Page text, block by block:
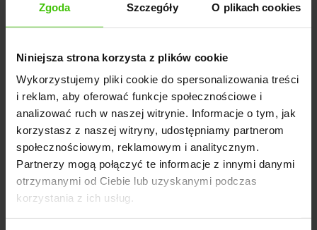
Zgoda Szczegóły O plikach cookies
Niniejsza strona korzysta z plików cookie
Wykorzystujemy pliki cookie do spersonalizowania treści
i reklam, aby oferować funkcje społecznościowe i
analizować ruch w naszej witrynie. Informacje o tym, jak
korzystasz z naszej witryny, udostępniamy partnerom
społecznościowym, reklamowym i analitycznym.
Partnerzy mogą połączyć te informacje z innymi danymi
otrzymanymi od Ciebie lub uzyskanymi podczas
korzystania z ich usług.
Karolina Dopierała
Specjalistka ds. marketingu internetowego. Ukończyła